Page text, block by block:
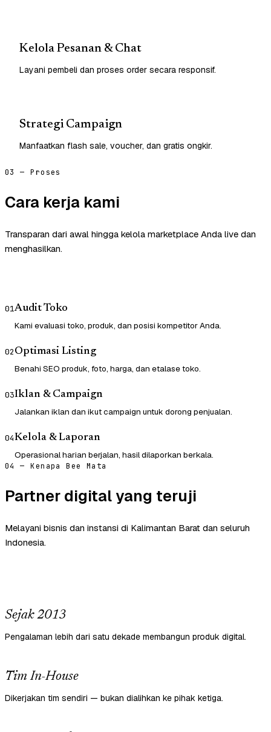
Kelola Pesanan & Chat
Layani pembeli dan proses order secara responsif.
Strategi Campaign
Manfaatkan flash sale, voucher, dan gratis ongkir.
03 — Proses
Cara kerja kami
Transparan dari awal hingga kelola marketplace Anda live dan
menghasilkan.
01Audit Toko
Kami evaluasi toko, produk, dan posisi kompetitor Anda.
02Optimasi Listing
Benahi SEO produk, foto, harga, dan etalase toko.
03Iklan & Campaign
Jalankan iklan dan ikut campaign untuk dorong penjualan.
04Kelola & Laporan
Operasional harian berjalan, hasil dilaporkan berkala.
04 — Kenapa Bee Mata
Partner digital yang teruji
Melayani bisnis dan instansi di Kalimantan Barat dan seluruh
Indonesia.
Sejak 2013
Pengalaman lebih dari satu dekade membangun produk digital.
Tim In-House
Dikerjakan tim sendiri — bukan dialihkan ke pihak ketiga.